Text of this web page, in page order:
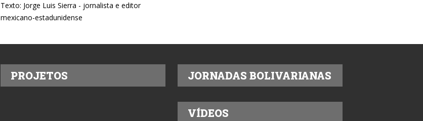
Texto: Jorge Luis Sierra - jornalista e editor
mexicano-estadunidense
PROJETOS JORNADAS BOLIVARIANAS
VÍDEOS